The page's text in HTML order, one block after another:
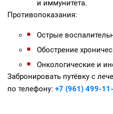
и иммунитета.
Противопоказания:
Острые
Обострение
Онкологические и
Забронировать путёвку с
по телефону: +7 (961) 499-